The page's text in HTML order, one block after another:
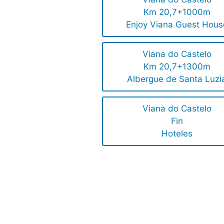
Km 20,7+1000m
Enjoy Viana Guest
Viana do Castelo
Km 20,7+1300m
Albergue de Santa
Viana do Castelo
Fin
Hoteles